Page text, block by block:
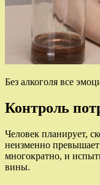
Без алкоголя все
Контроль
Человек планирует,
неизменно
многократно, и
вины.